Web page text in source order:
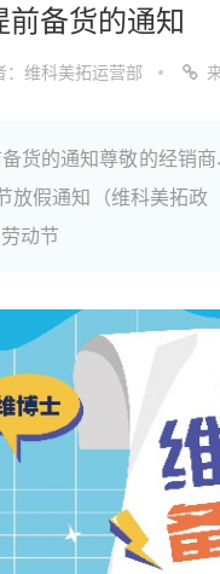
备货的通知
：维科美拓运营部
货的通知尊敬的经销
假通知（维科美拓
动节